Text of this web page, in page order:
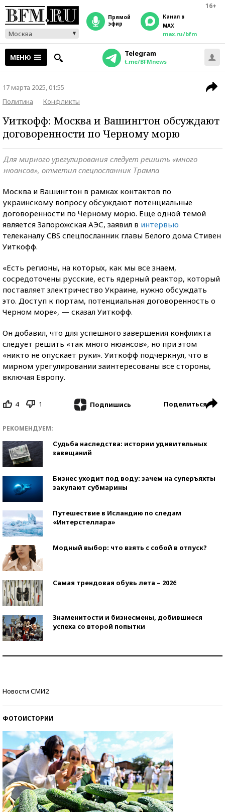
16+
Москва
прямой
эфир
Канал в
MAX
max.ru/bfm
МЕНЮ Telegram
t.me/BFMnews
17 марта 2025, 01:55
Политика
Конфликты
Уиткофф: Москва и Вашингтон обсуждают
договоренности по Черному морю
Для мирного урегулирования следует решить «много
нюансов», отметил спецпосланник Трампа
Москва и Вашингтон в рамках контактов по
украинскому вопросу обсуждают потенциальные
договоренности по Черному морю. Еще одной темой
является Запорожская АЭС, заявил в интервью
телеканалу CBS спецпосланник главы Белого дома Стивен
Уиткофф.
«Есть регионы, на которых, как мы все знаем,
сосредоточены русские, есть ядерный реактор, который
поставляет электричество Украине, нужно обсуждать
это. Доступ к портам, потенциальная договоренность о
Черном море», — сказал Уиткофф.
Он добавил, что для успешного завершения конфликта
следует решить «так много нюансов», но при этом
«никто не опускает руки». Уиткофф подчеркнул, что в
мирном урегулировании заинтересованы все стороны,
включая Европу.
4 1 Подпишись Поделиться
РЕКОМЕНДУЕМ:
Судьба наследства: истории удивительных
завещаний
Бизнес уходит под воду: зачем на суперъяхты
закупают субмарины
Путешествие в Исландию по следам
«Интерстеллара»
Модный выбор: что взять с собой в отпуск?
Самая трендовая обувь лета – 2026
Знаменитости и бизнесмены, добившиеся
успеха со второй попытки
Новости СМИ2
ФОТОИСТОРИИ